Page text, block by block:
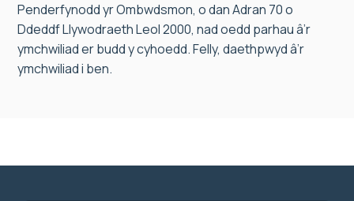
Penderfynodd yr Ombwdsmon, o dan Adran 70 o
Ddeddf Llywodraeth Leol 2000, nad oedd parhau â’r
ymchwiliad er budd y cyhoedd. Felly, daethpwyd â’r
ymchwiliad i ben.